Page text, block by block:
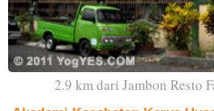
2.9 km dari Jambon Resto